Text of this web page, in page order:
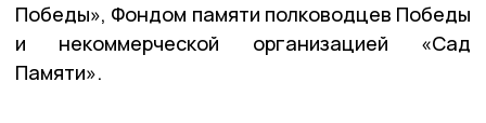
Победы», Фондом памяти полководцев Победы
и некоммерческой организацией «Сад
Памяти».